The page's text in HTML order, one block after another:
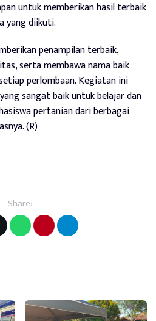
untuk memberikan hasil terbaik
yang diikuti.
penampilan terbaik,
serta membawa nama baik
perlombaan. Kegiatan ini
sangat baik untuk belajar dan
pertanian dari berbagai
(R)
Share: